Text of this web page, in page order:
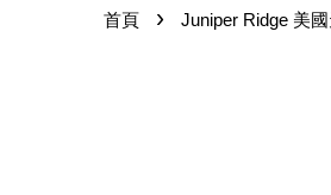
首頁 › Juniper Ridge 美